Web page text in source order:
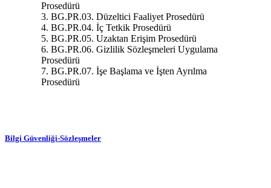
Prosedürü
3. BG.PR.03. Düzeltici Faaliyet Prosedürü
4. BG.PR.04. İç Tetkik Prosedürü
5. BG.PR.05. Uzaktan Erişim Prosedürü
6. BG.PR.06. Gizlilik Sözleşmeleri Uygulama
Prosedürü
7. BG.PR.07. İşe Başlama ve İşten Ayrılma
Prosedürü
Bilgi Güvenliği-Sözleşmeler